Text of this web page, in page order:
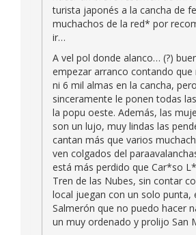
turista japonés a la cancha de
muchachos de la red* por
ir…
A vel pol donde alanco… (?)
empezar arranco contando que
ni 6 mil almas en la cancha, pero
sinceramente le ponen todas
la popu oeste. Además, las
son un lujo, muy lindas las
cantan más que varios
ven colgados del
está más perdido que Car*so
Tren de las Nubes, sin contar
local juegan con un solo punta,
Salmerón que no puedo hacer
un muy ordenado y prolijo San